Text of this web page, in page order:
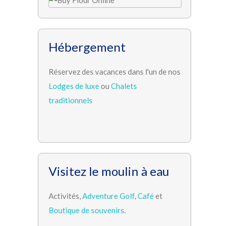
Hébergement
Réservez des vacances dans l'un de nos
Lodges de luxeou Chalets
traditionnels
Visitez le moulin à eau
Activités,Adventure Golf,Caféet
Boutique de souvenirs.